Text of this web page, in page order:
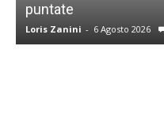
puntate
Loris Zanini - 6 Agosto 2026